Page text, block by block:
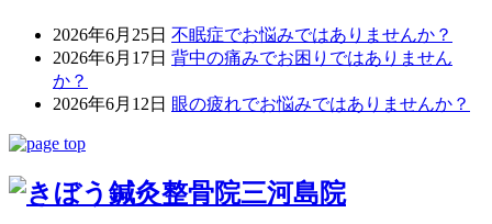
2026年6月25日 不眠症でお悩みではありませんか？
2026年6月17日 背中の痛みでお困りではありません
か？
2026年6月12日 眼の疲れでお悩みではありませんか？